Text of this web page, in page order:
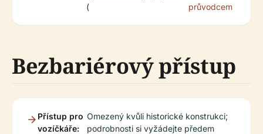
(
průvodcem
Bezbariérový přístup
Přístup pro
vozíčkáře:
Omezený kvůli historické konstrukci;
podrobnosti si vyžádejte předem